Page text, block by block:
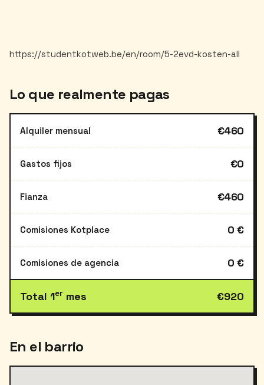
Lo que realmente pagas
Alquiler mensual €460
Gastos fijos €0
Fianza €460
Comisiones Kotplace 0 €
Comisiones de agencia 0 €
Total 1er mes €920
En el barrio